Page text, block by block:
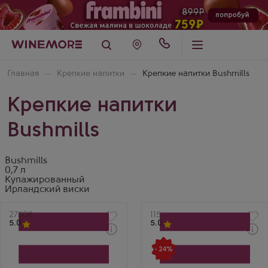
Главная Крепкие напитки Крепкие напитки Bushmills
Крепкие напитки
Bushmills
Bushmills
0,7 л
Купажированный
Ирландский виски
Артикул
27508
5.0
Артикул
115
5.0
- 24%
Через 1-2 дня
Виски
Бушмилс Ориджнл